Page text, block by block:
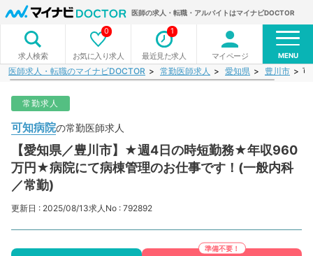
医師の求人・転職・アルバイトはマイナビDOCTOR
求人検索 お気に入り求人
0
最近見た求人
1
マイページ MENU
医師求人・転職のマイナビDOCTOR 常勤医師求人 愛知県 豊川市 可
常勤求人
可知病院の常勤医師求人
【愛知県／豊川市】★週4日の時短勤務★年収960
万円★病院にて病棟管理のお仕事です！(一般内科
／常勤)
更新日 : 2025/08/13求人No : 792892